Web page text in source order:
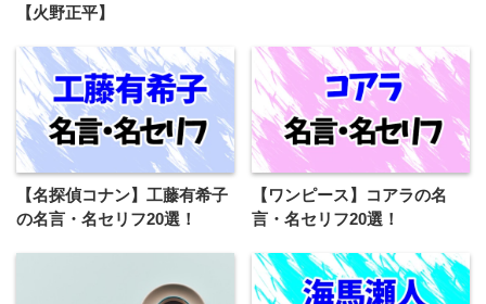
【火野正平】
【名探偵コナン】工藤有希子
の名言・名セリフ20選！
【ワンピース】コアラの名
言・名セリフ20選！